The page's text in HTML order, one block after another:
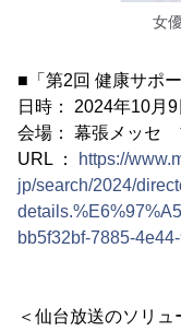
女
■「第2回 健康サポ
日時： 2024年10月
会場： 幕張メッセ
URL ：
https://
jp/search/2024/
bb5f32bf-7885-
＜仙台放送のソリュ